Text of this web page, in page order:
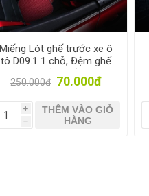
Miếng Lót ghế trước xe ô
tô D09.1 1 chỗ, Đệm ghế
xe hơi xe tải, Miếng nệm
lót nỉ Mềm mại
250.000đ 70.000đ
i
h
THÊM VÀO GIỎ
HÀNG